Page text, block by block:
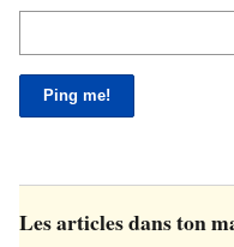
Les articles dans ton